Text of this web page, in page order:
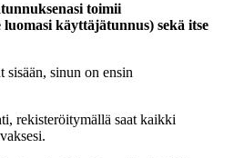
toimii
luomasi käyttäjätunnus) sekä itse
sisään, sinun on ensin
rekisteröitymällä saat kaikki